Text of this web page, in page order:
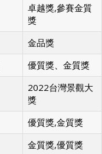
卓越獎,參賽金質
獎
金品獎
優質獎、金質獎
2022台灣景觀大
獎
優質獎,金質獎